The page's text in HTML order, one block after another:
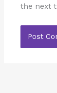
the next